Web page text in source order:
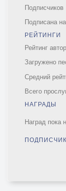
Подписчиков
Подписана на
РЕЙТИНГИ
Рейтинг
Загружено
Средний
Всего
НАГРАДЫ
Наград пока